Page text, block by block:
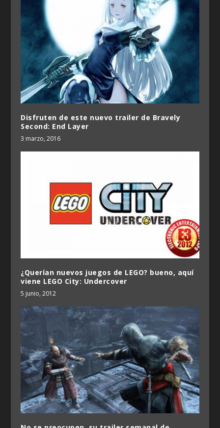
Disfruten de este nuevo trailer de Bravely
Second: End Layer
3 marzo, 2016
¿Querían nuevos juegos de LEGO? bueno, aquí
viene LEGO City: Undercover
5 junio, 2012